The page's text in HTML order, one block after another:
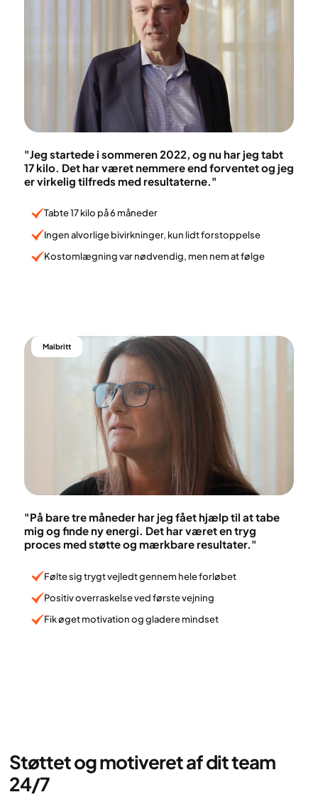
"Jeg startede i sommeren 2022, og nu har jeg tabt
17 kilo. Det har været nemmere end forventet og jeg
er virkelig tilfreds med resultaterne."
Tabte 17 kilo på 6 måneder
Ingen alvorlige bivirkninger, kun lidt forstoppelse
Kostomlægning var nødvendig, men nem at følge
Maibritt
"På bare tre måneder har jeg fået hjælp til at tabe
mig og finde ny energi. Det har været en tryg
proces med støtte og mærkbare resultater."
Følte sig trygt vejledt gennem hele forløbet
Positiv overraskelse ved første vejning
Fik øget motivation og gladere mindset
Støttet og motiveret af dit team
24/7